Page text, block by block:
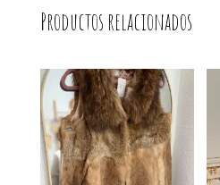
Productos relacionados